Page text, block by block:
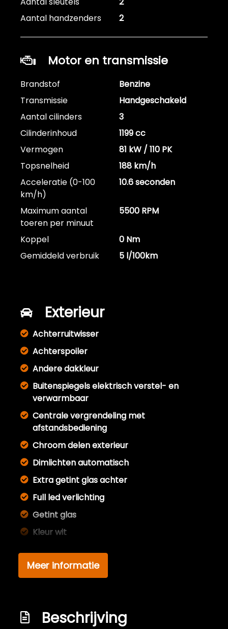
Aantal handzenders
2
Motor en transmissie
Brandstof
Benzine
Transmissie
Handgeschakeld
Aantal cilinders
3
Cilinderinhoud
1199 cc
Vermogen
81 kW / 110 PK
Topsnelheid
188 km/h
Acceleratie (0-100
km/h)
10.6 seconden
Maximum aantal
toeren per minuut
5500 RPM
Koppel
0 Nm
Gemiddeld verbruik
5 l/100km
Exterieur
Achterruitwisser
Achterspoiler
Andere dakkleur
Buitenspiegels elektrisch verstel- en
verwarmbaar
Centrale vergrendeling met
afstandsbediening
Chroom delen exterieur
Dimlichten automatisch
Extra getint glas achter
Full led verlichting
Getint glas
Kleur wit
Led koplampen
Sportvelgen
Meer informatie
Beschrijving